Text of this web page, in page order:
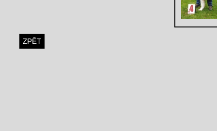
ZPĚT